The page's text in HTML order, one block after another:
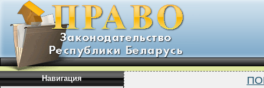
Навигация